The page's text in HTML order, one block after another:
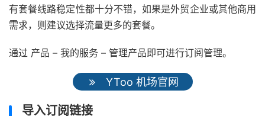
有套餐线路稳定性都十分不错，如果是外贸企业或其他商用
需求，则建议选择流量更多的套餐。
通过 产品 – 我的服务 – 管理产品即可进行订阅管理。
YToo 机场官网
导入订阅链接